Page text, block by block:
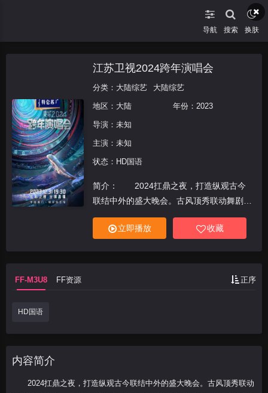
导航 搜索 换肤
江苏卫视2024跨年演唱会
分类： 大陆综艺 大陆综艺
地区： 大陆 年份： 2023
导演：未知
主演：未知
状态：HD国语
简介： 2024扛鼎之夜，打造纵观古今
联结中外的盛大晚会。古风顶秀联动舞剧
《红楼梦》，呈现视觉盛宴；歌坛大腕唱响
经典老歌，掀起狂欢盛宴；流浪地球特效团
立即播放 收藏
FF-M3U8 FF资源 正序
HD国语
内容简介
2024扛鼎之夜，打造纵观古今联结中外的盛大晚会。古风顶秀联动